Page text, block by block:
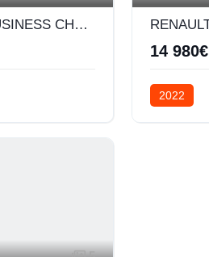
RENAULT ZOE BUSINESS CHARGE NORMALE R110 ACHAT INTEGRAL - 20
14 980€
2022